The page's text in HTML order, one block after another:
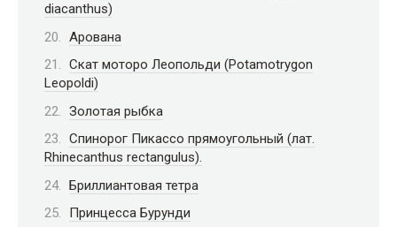
diacanthus)
Арована
Скат моторо Леопольди (Potamotrygon
Leopoldi)
Золотая рыбка
Спинорог Пикассо прямоугольный (лат.
Rhinecanthus rectangulus).
Бриллиантовая тетра
Принцесса Бурунди